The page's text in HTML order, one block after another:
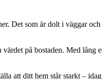
Det som är dolt i väggar
på bostaden. Med lång
att ditt hem står starkt –